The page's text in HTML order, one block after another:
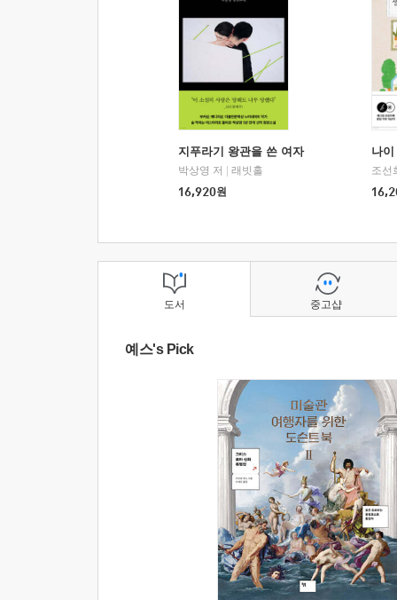
지푸라기 왕관을 쓴 여자
박상영 저
래빗홀
16,920원
나
조선
도서
예스's Pick
중고샵